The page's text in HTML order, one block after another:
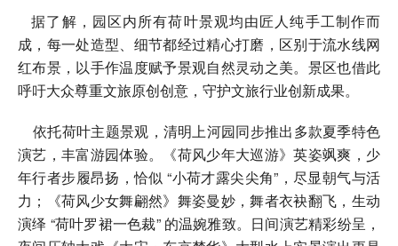
据了解，园区内所有荷叶景观均由匠人纯手工制作而
成，每一处造型、细节都经过精心打磨，区别于流水线网
红布景，以手作温度赋予景观自然灵动之美。景区也借此
呼吁大众尊重文旅原创创意，守护文旅行业创新成果。
依托荷叶主题景观，清明上河园同步推出多款夏季特色
演艺，丰富游园体验。《荷风少年大巡游》英姿飒爽，少
年行者步履昂扬，恰似 “小荷才露尖尖角”，尽显朝气与活
力；《荷风少女舞翩然》舞姿曼妙，舞者衣袂翻飞，生动
演绎 “荷叶罗裙一色裁” 的温婉雅致。日间演艺精彩纷呈，